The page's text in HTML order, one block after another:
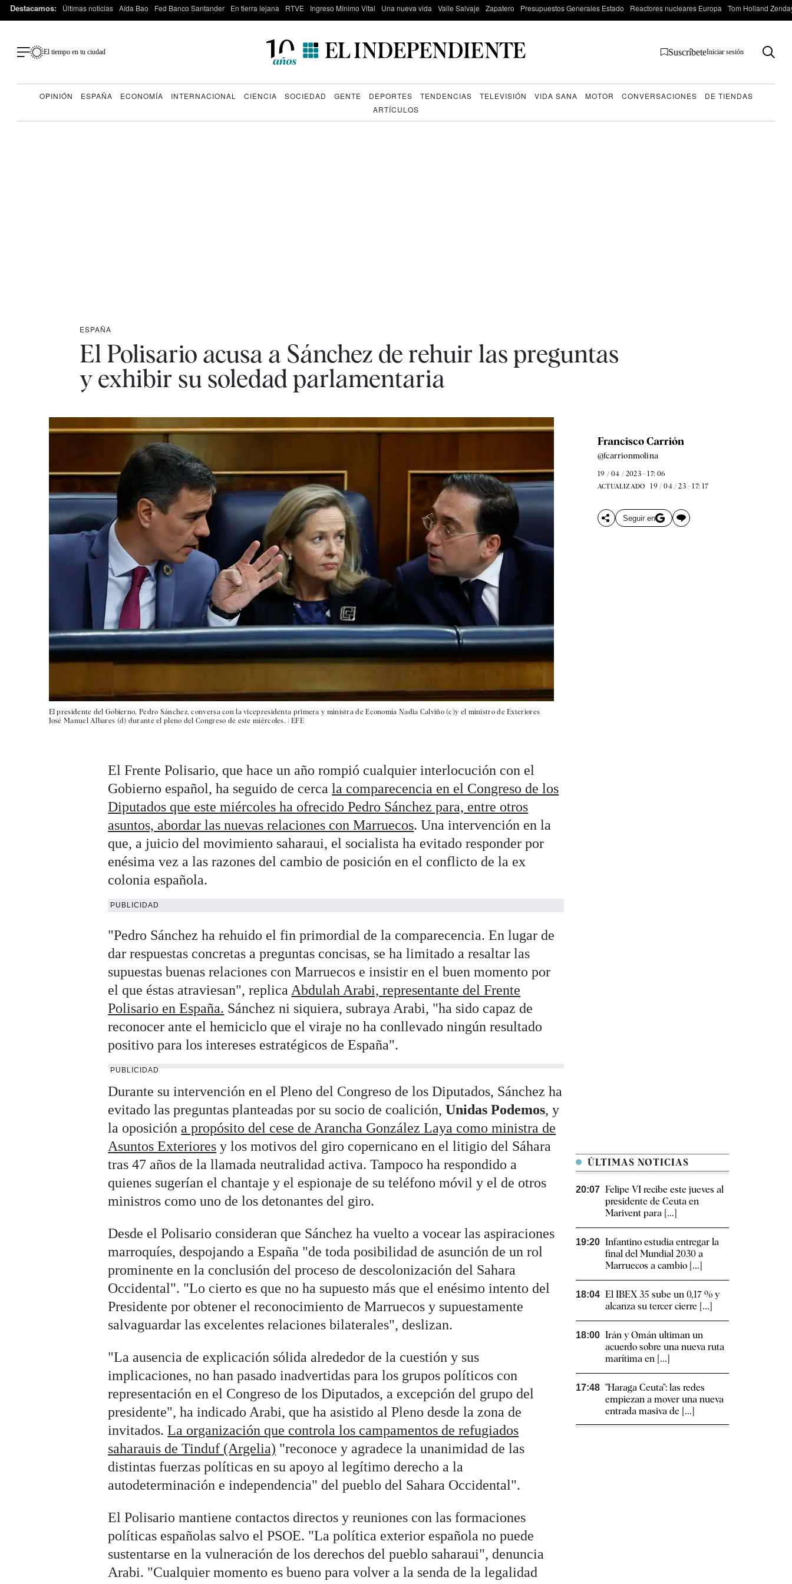
Destacamos: Últimas noticias Aída Bao Fed Banco Santander En tierra lejana RTVE Ingreso Mínimo Vital Una nueva vida Valle Salvaje Zapatero Presupuestos Generales Estado Reactores nucleares Europa Tom Holland
El tiempo en tu ciudad SuscríbeteIniciar sesión
OPINIÓN ESPAÑA ECONOMÍA INTERNACIONAL CIENCIA SOCIEDAD GENTE DEPORTES TENDENCIAS TELEVISIÓN VIDA SANA MOTOR CONVERSACIONES
DE TIENDAS
ARTÍCULOS
ESPAÑA
El Polisario acusa a Sánchez de rehuir las preguntas
y exhibir su soledad parlamentaria
El presidente del Gobierno, Pedro Sánchez, conversa con la vicepresidenta primera y ministra de Economía Nadia Calviño (c)y el ministro de Exteriores
José Manuel Albares (d) durante el pleno del Congreso de este miércoles. | EFE
Francisco Carrión
@fcarrionmolina
19 / 04 / 2023 - 17: 06
ACTUALIZADO 19 / 04 / 23 - 17: 17
Seguir en
El Frente Polisario, que hace un año rompió cualquier interlocución con el
Gobierno español, ha seguido de cercala comparecencia en el Congreso de los
Diputados que este miércoles ha ofrecido Pedro Sánchez para, entre otros
asuntos, abordar las nuevas relaciones con Marruecos. Una intervención en la
que, a juicio del movimiento saharaui, el socialista ha evitado responder por
enésima vez a las razones del cambio de posición en el conflicto de la ex
colonia española.
PUBLICIDAD
"Pedro Sánchez ha rehuido el fin primordial de la comparecencia. En lugar de
dar respuestas concretas a preguntas concisas, se ha limitado a resaltar las
supuestas buenas relaciones con Marruecos e insistir en el buen momento por
el que éstas atraviesan", replica Abdulah Arabi, representante del Frente
Polisario en España. Sánchez ni siquiera, subraya Arabi, "ha sido capaz de
reconocer ante el hemiciclo que el viraje no ha conllevado ningún resultado
positivo para los intereses estratégicos de España".
PUBLICIDAD
Durante su intervención en el Pleno del Congreso de los Diputados, Sánchez ha
evitado las preguntas planteadas por su socio de coalición,Unidas Podemos, y
la oposición a propósito del cese de Arancha González Laya como ministra de
Asuntos Exteriores y los motivos del giro copernicano en el litigio del Sáhara
tras 47 años de la llamada neutralidad activa. Tampoco ha respondido a
quienes sugerían el chantaje y el espionaje de su teléfono móvil y el de otros
ministros como uno de los detonantes del giro.
Desde el Polisario consideran que Sánchez ha vuelto a vocear las aspiraciones
marroquíes, despojando a España "de toda posibilidad de asunción de un rol
prominente en la conclusión del proceso de descolonización del Sahara
Occidental". "Lo cierto es que no ha supuesto más que el enésimo intento del
Presidente por obtener el reconocimiento de Marruecos y supuestamente
salvaguardar las excelentes relaciones bilaterales", deslizan.
"La ausencia de explicación sólida alrededor de la cuestión y sus
implicaciones, no han pasado inadvertidas para los grupos políticos con
representación en el Congreso de los Diputados, a excepción del grupo del
presidente", ha indicado Arabi, que ha asistido al Pleno desde la zona de
invitados.La organización que controla los campamentos de refugiados
saharauis de Tinduf (Argelia) "reconoce y agradece la unanimidad de las
distintas fuerzas políticas en su apoyo al legítimo derecho a la
autodeterminación e independencia" del pueblo del Sahara Occidental".
El Polisario mantiene contactos directos y reuniones con las formaciones
políticas españolas salvo el PSOE. "La política exterior española no puede
sustentarse en la vulneración de los derechos del pueblo saharaui", denuncia
Arabi. "Cualquier momento es bueno para volver a la senda de la legalidad
ÚLTIMAS NOTICIAS
20:07 Felipe VI recibe este jueves al
presidente de Ceuta en
Marivent para [...]
19:20 Infantino estudia entregar la
final del Mundial 2030 a
Marruecos a cambio [...]
18:04 El IBEX 35 sube un 0,17 % y
alcanza su tercer cierre [...]
18:00 Irán y Omán ultiman un
acuerdo sobre una nueva ruta
marítima en [...]
17:48 "Haraga Ceuta": las redes
empiezan a mover una nueva
entrada masiva de [...]